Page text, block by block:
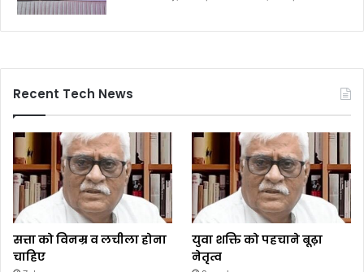
Recent Tech News
सत्ता को विनम्र व लचीला होना
चाहिए
युवा शक्ति को पहचाने बूढ़ा
नेतृत्व